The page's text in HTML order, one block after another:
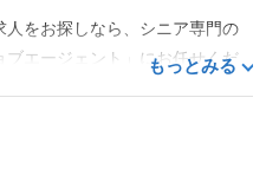
をお探しなら、シニア専門の
エージェント」にお任せくだ
求人を含む
もっとみる